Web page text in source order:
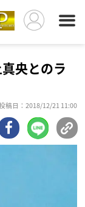
央とのラ
稿日：2018/12/21 11:00